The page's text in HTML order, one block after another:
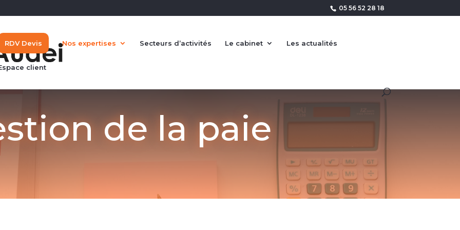
05 56 52 28 18
RDV Devis Nos expertises Secteurs d’activités Le cabinet Les actualités
client
de la paie